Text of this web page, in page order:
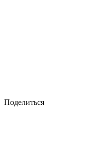
Поделиться